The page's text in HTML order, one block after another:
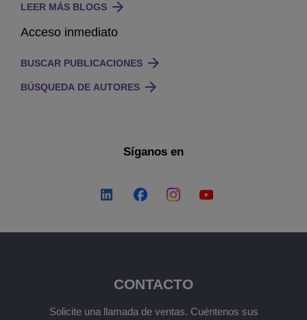
LEER MÁS BLOGS
Acceso inmediato
BUSCAR PUBLICACIONES
BÚSQUEDA DE AUTORES
Síganos en
CONTACTO
Solicite una llamada de ventas. Cuéntenos sus